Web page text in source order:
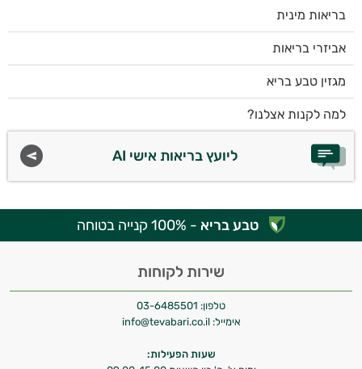
בריאות מינית
אביזרי בריאות
מגזין טבע בריא
למה לקנות אצלנו?
ליועץ בריאות אישי AI
טבע בריא - 100% קנייה בטוחה
שירות לקוחות
טלפון: 03-6485501
אימייל: info@tevabari.co.il
שעות הפעילות: